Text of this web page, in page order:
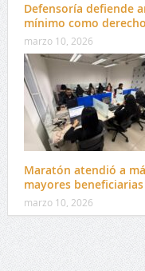
Defensoría defiende
mínimo como
marzo 10, 2026
Maratón atendió a
mayores
marzo 10, 2026